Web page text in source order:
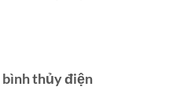
bình thủy điện